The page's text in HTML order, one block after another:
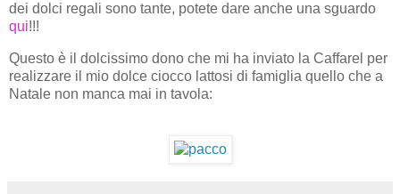
dei dolci regali sono tante, potete dare anche una sguardo
qui!!!
Questo è il dolcissimo dono che mi ha inviato la Caffarel per
realizzare il mio dolce ciocco lattosi di famiglia quello che a
Natale non manca mai in tavola: